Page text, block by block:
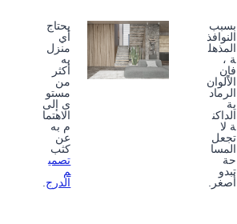
بسبب
النوافذ
المذهل
ة ،
فإن
الألوان
الرماد
ية
الداكن
ة لا
تجعل
المسا
حة
تبدو
أصغر.
يحتاج
أي
منزل
به
أكثر
من
مستو
ى إلى
الاهتما
م به
عن
كثب
تصمي
م
الدرج.